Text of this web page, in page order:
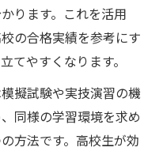
ります。これを活用
の合格実績を参考にす
てやすくなります。
擬試験や実技演習の機
同様の学習環境を求め
方法です。高校生が効